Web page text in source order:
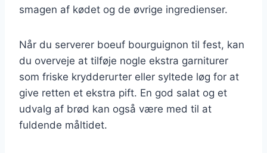
smagen af kødet og de øvrige ingredienser.
Når du serverer boeuf bourguignon til fest, kan
du overveje at tilføje nogle ekstra garniturer
som friske krydderurter eller syltede løg for at
give retten et ekstra pift. En god salat og et
udvalg af brød kan også være med til at
fuldende måltidet.